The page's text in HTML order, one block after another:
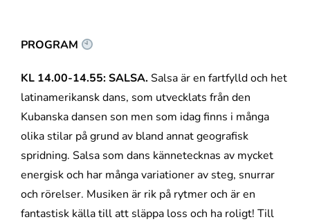
PROGRAM
KL 14.00-14.55: SALSA.Salsa är en fartfylld och het
latinamerikansk dans, som utvecklats från den
Kubanska dansen son men som idag finns i många
olika stilar på grund av bland annat geografisk
spridning. Salsa som dans kännetecknas av mycket
energisk och har många variationer av steg, snurrar
och rörelser. Musiken är rik på rytmer och är en
fantastisk källa till att släppa loss och ha roligt! Till